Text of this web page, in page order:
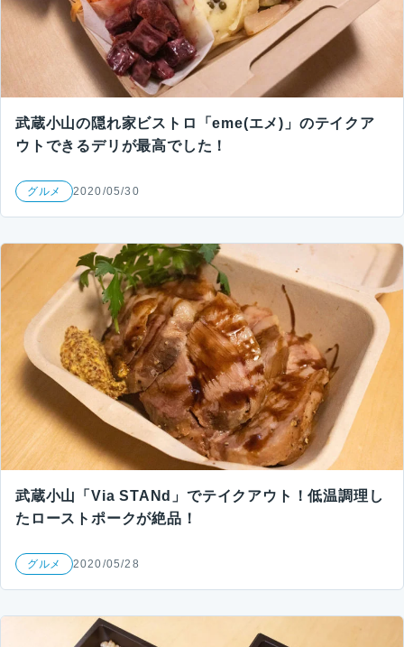
武蔵小山の隠れ家ビストロ「eme(エメ)」のテイクア
ウトできるデリが最高でした！
グルメ 2020/05/30
武蔵小山「Via STANd」でテイクアウト！低温調理し
たローストポークが絶品！
グルメ 2020/05/28